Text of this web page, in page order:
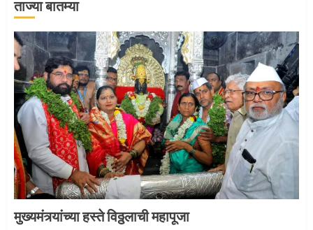
1
2
नगरच्या काळे दाम्पत्याला महापूजेचा मान
ताज्या बातम्या
मुख्यमंत्र्यांच्या हस्ते विठ्ठलाची महापूजा